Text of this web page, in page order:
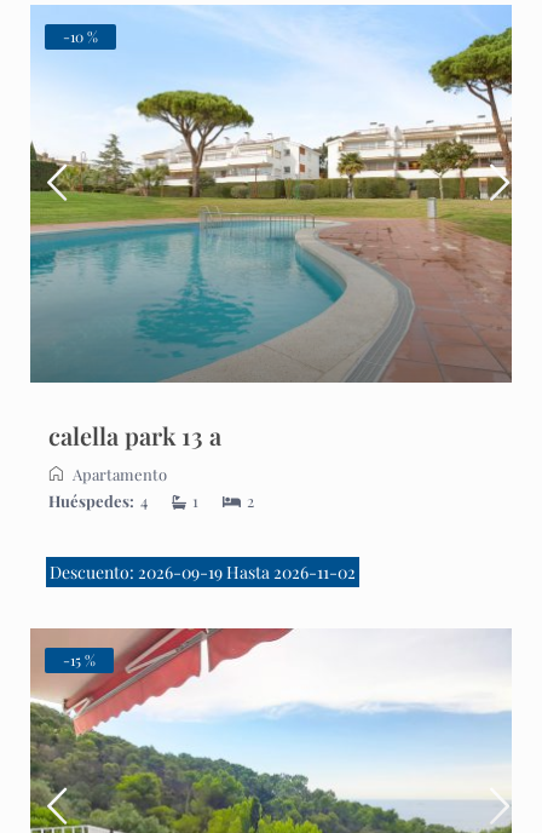
-10 %
calella park 13 a
Apartamento
Huéspedes: 4 1 2
Descuento: 2026-09-19 Hasta 2026-11-02
-15 %